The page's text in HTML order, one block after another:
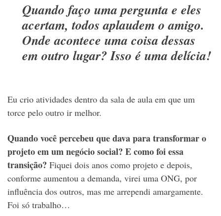
Quando faço uma pergunta e eles
acertam, todos aplaudem o amigo.
Onde acontece uma coisa dessas
em outro lugar? Isso é uma delícia!
Eu crio atividades dentro da sala de aula em que um
torce pelo outro ir melhor.
Quando você percebeu que dava para transformar o
projeto em um negócio social? E como foi essa
transição? Fiquei dois anos como projeto e depois,
conforme aumentou a demanda, virei uma ONG, por
influência dos outros, mas me arrependi amargamente.
Foi só trabalho…